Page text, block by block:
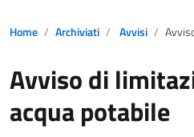
Home Archiviati Avvisi Avviso
Avviso di
acqua potabile